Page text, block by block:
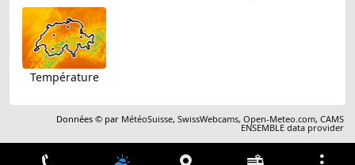
Température
Données © par MétéoSuisse,SwissWebcams,Open-Meteo.com,CAMS
ENSEMBLE data provider